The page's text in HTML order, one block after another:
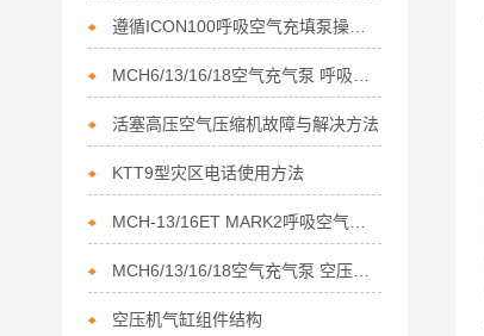
遵循ICON100呼吸空气充填泵操作规程确保操作人员安全
活塞高压空气压缩机故障与解决方法
KTT9型灾区电话使用方法
MCH6/13/16/18空气充气泵 空压机冷却设备简介
空压机气缸组件结构